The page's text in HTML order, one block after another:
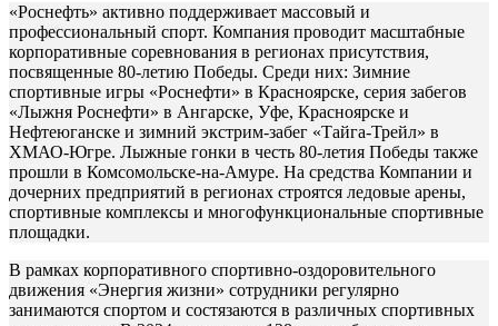
«Роснефть» активно поддерживает массовый и
профессиональный спорт. Компания проводит масштабные
корпоративные соревнования в регионах присутствия,
посвященные 80-летию Победы. Среди них: Зимние
спортивные игры «Роснефти» в Красноярске, серия забегов
«Лыжня Роснефти» в Ангарске, Уфе, Красноярске и
Нефтеюганске и зимний экстрим-забег «Тайга-Трейл» в
ХМАО-Югре. Лыжные гонки в честь 80-летия Победы также
прошли в Комсомольске-на-Амуре. На средства Компании и
дочерних предприятий в регионах строятся ледовые арены,
спортивные комплексы и многофункциональные спортивные
площадки.
В рамках корпоративного спортивно-оздоровительного
движения «Энергия жизни» сотрудники регулярно
занимаются спортом и состязаются в различных спортивных